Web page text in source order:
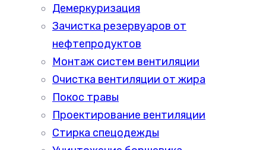
Демеркуризация
Зачистка резервуаров от
нефтепродуктов
Монтаж систем вентиляции
Очистка вентиляции от жира
Покос травы
Проектирование вентиляции
Стирка спецодежды